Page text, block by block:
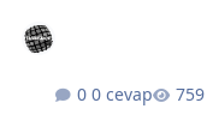
0 cevap